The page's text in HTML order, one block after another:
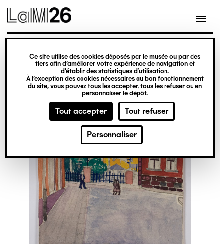
Gestion des cookies
Ce site utilise des cookies déposés par le musée ou par des
tiers afin d’améliorer votre expérience de navigation et
d’établir des statistiques d’utilisation.
À l’exception des cookies nécessaires au bon fonctionnement
du site, vous pouvez tous les accepter, tous les refuser ou en
personnaliser le dépôt.
Tout accepter Tout refuser
Personnaliser
contenu